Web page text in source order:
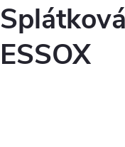
ESSOX